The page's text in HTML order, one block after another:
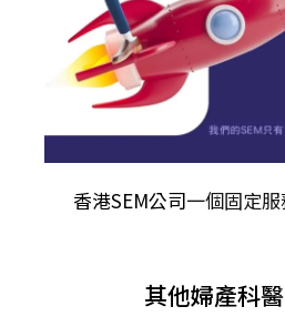
香港SEM公司一個固定服
其他婦產科